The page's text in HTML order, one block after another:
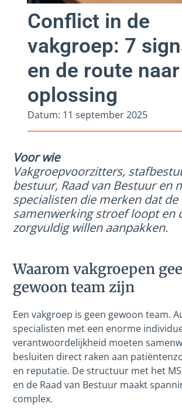
Conflict in de
vakgroep: 7
en de route
oplossing
Datum: 11 september 2025
Voor wie
Vakgroepvoorzitters,
bestuur, Raad van Bestuur en
specialisten die merken dat de
samenwerking stroef loopt en
zorgvuldig willen aanpakken.
Waarom vakgroepen
gewoon team zijn
Een vakgroep is geen gewoon team.
specialisten met een enorme
verantwoordelijkheid moeten
besluiten direct raken aan
en reputatie. De structuur met het
en de Raad van Bestuur maakt
complex.